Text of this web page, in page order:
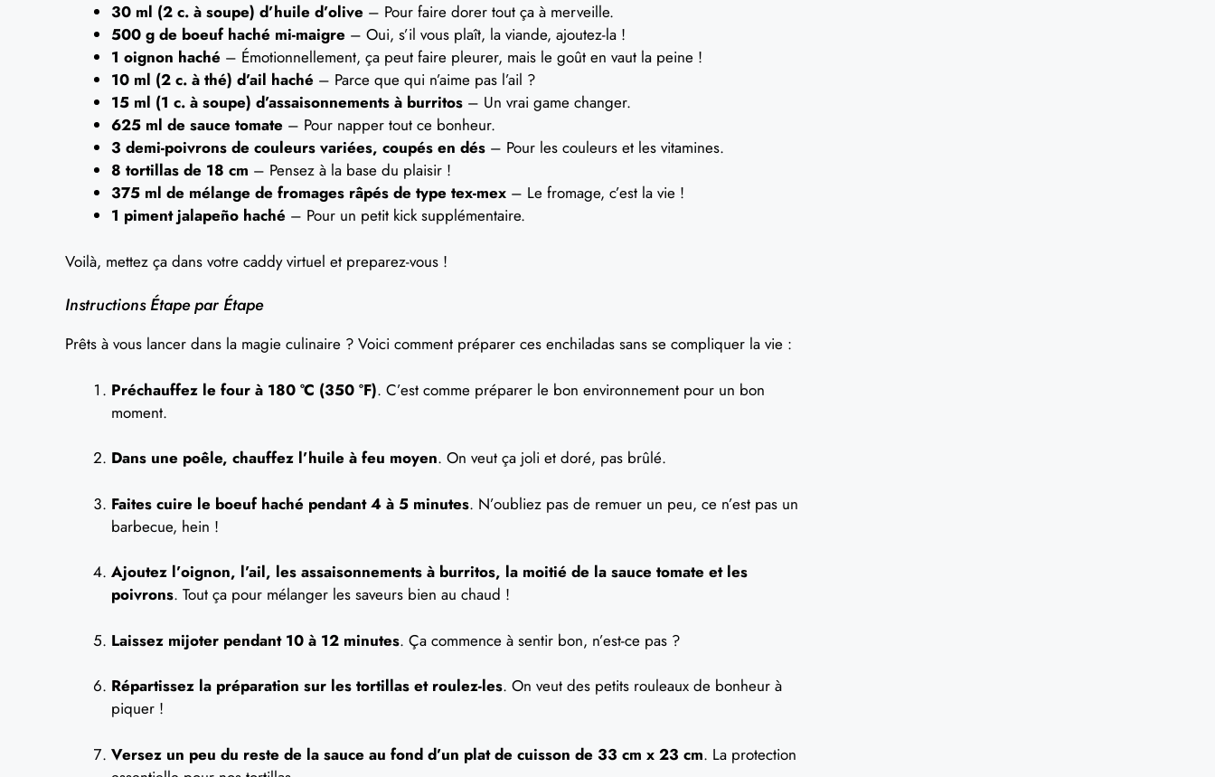
30 ml (2 c. à soupe) d’huile d’olive – Pour faire dorer tout ça à merveille.
500 g de boeuf haché mi-maigre – Oui, s’il vous plaît, la viande, ajoutez-la !
1 oignon haché – Émotionnellement, ça peut faire pleurer, mais le goût en vaut la peine !
10 ml (2 c. à thé) d’ail haché – Parce que qui n’aime pas l’ail ?
15 ml (1 c. à soupe) d’assaisonnements à burritos – Un vrai game changer.
625 ml de sauce tomate – Pour napper tout ce bonheur.
3 demi-poivrons de couleurs variées, coupés en dés – Pour les couleurs et les vitamines.
8 tortillas de 18 cm – Pensez à la base du plaisir !
375 ml de mélange de fromages râpés de type tex-mex – Le fromage, c’est la vie !
1 piment jalapeño haché – Pour un petit kick supplémentaire.
Voilà, mettez ça dans votre caddy virtuel et preparez-vous !
Instructions Étape par Étape
Prêts à vous lancer dans la magie culinaire ? Voici comment préparer ces enchiladas sans se compliquer la vie :
Préchauffez le four à 180 °C (350 °F). C’est comme préparer le bon environnement pour un bon
moment.
Dans une poêle, chauffez l’huile à feu moyen. On veut ça joli et doré, pas brûlé.
Faites cuire le boeuf haché pendant 4 à 5 minutes. N’oubliez pas de remuer un peu, ce n’est pas un
barbecue, hein !
Ajoutez l’oignon, l’ail, les assaisonnements à burritos, la moitié de la sauce tomate et les
poivrons. Tout ça pour mélanger les saveurs bien au chaud !
Laissez mijoter pendant 10 à 12 minutes. Ça commence à sentir bon, n’est-ce pas ?
Répartissez la préparation sur les tortillas et roulez-les. On veut des petits rouleaux de bonheur à
piquer !
Versez un peu du reste de la sauce au fond d’un plat de cuisson de 33 cm x 23 cm. La protection